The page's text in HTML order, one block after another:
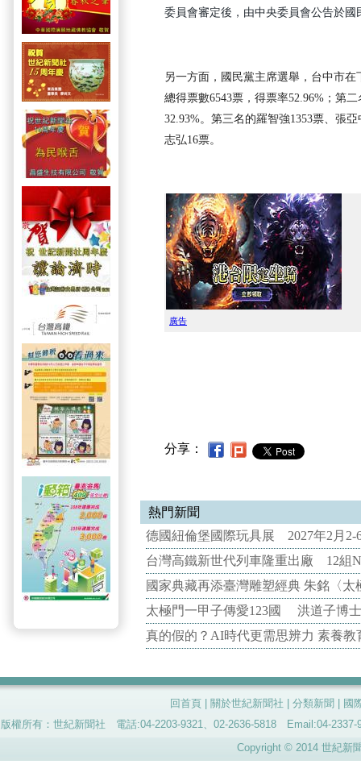
委員會審定後，由中央委員會公告於國
另一方面，國民黨主席選舉，台中市
總得票數6543票，得票率52.96%；第
32.93%。第三名的羅智強1353票、張
志弘16票。
廣告
分享：
熱門新聞
德國紐倫堡國際玩具展 2027年2月2-
台灣高鐵新世代列車隆重出廠 12組
國家典藏再添臺灣雕塑經典 朱銘〈
太極門一甲子傳愛123國 洪道子博
真的假的？AI時代更需思辨力 素養
回首頁 關於世紀新聞社 分類新聞
國
版權所有：世紀新聞社 電話:04-2203-9321、02-2636-5818 Email:04-
Copyright © 2014 世紀新